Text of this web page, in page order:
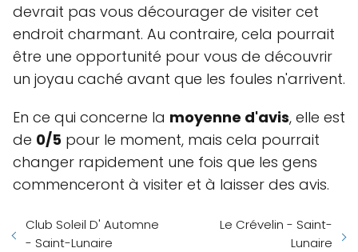
devrait pas vous décourager de visiter cet
endroit charmant. Au contraire, cela pourrait
être une opportunité pour vous de découvrir
un joyau caché avant que les foules n'arrivent.
En ce qui concerne la moyenne d'avis, elle est
de 0/5 pour le moment, mais cela pourrait
changer rapidement une fois que les gens
commenceront à visiter et à laisser des avis.
Club Soleil D' Automne
- Saint-Lunaire
Le Crévelin - Saint-
Lunaire